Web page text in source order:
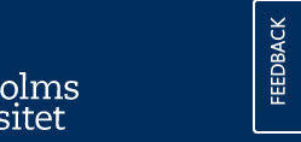
FEEDBACK